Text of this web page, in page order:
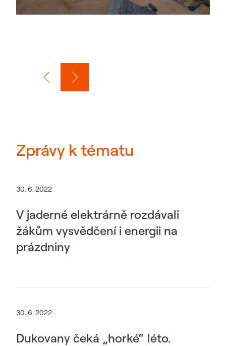
Zprávy k tématu
30. 6. 2022
V jaderné elektrárně rozdávali
žákům vysvědčení i energii na
prázdniny
30. 6. 2022
Dukovany čeká „horké“ léto.